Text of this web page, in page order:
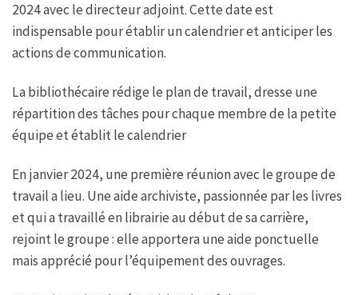
2024 avec le directeur adjoint. Cette date est
indispensable pour établir un calendrier et anticiper les
actions de communication.
La bibliothécaire rédige le plan de travail, dresse une
répartition des tâches pour chaque membre de la petite
équipe et établit le calendrier
En janvier 2024, une première réunion avec le groupe de
travail a lieu. Une aide archiviste, passionnée par les livres
et qui a travaillé en librairie au début de sa carrière,
rejoint le groupe : elle apportera une aide ponctuelle
mais apprécié pour l’équipement des ouvrages.